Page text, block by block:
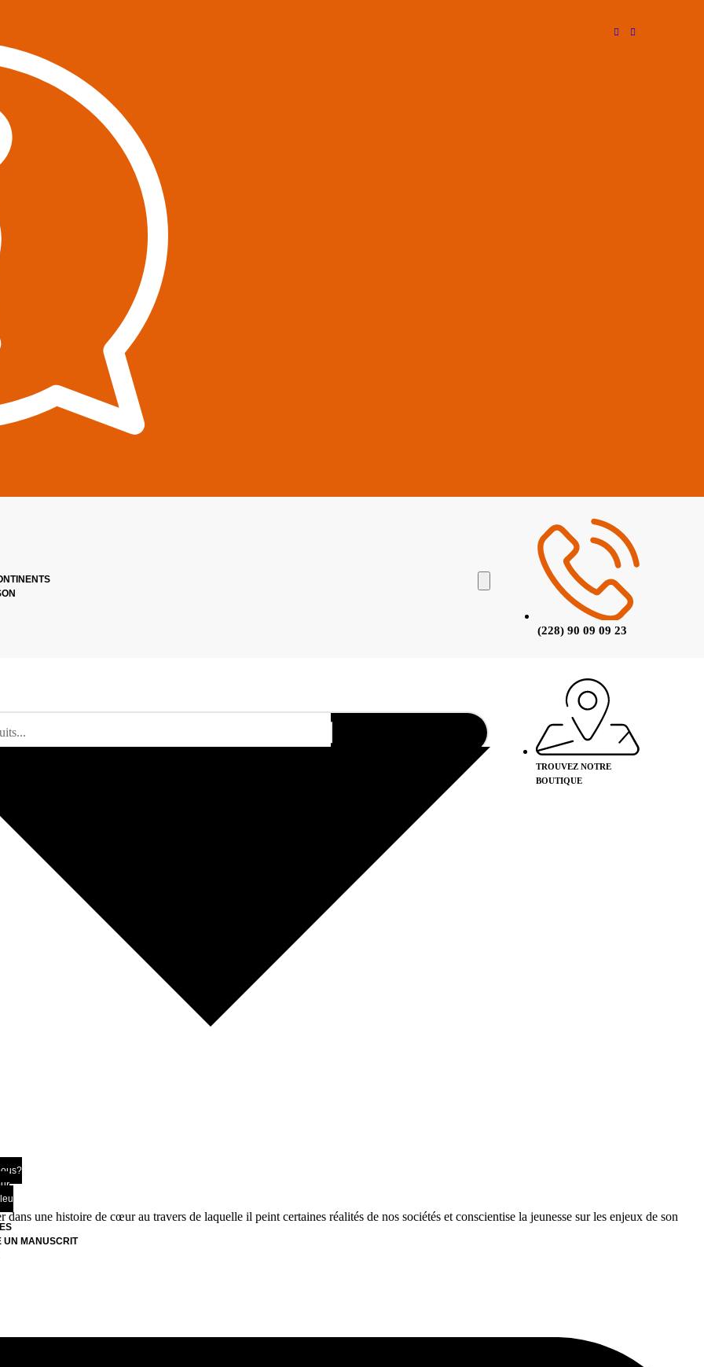
UN MANUSCRIT
(228) 90 09 09 23
TROUVEZ NOTRE
BOUTIQUE
une histoire de cœur au travers de laquelle il peint certaines réalités de nos sociétés et conscientise la jeunesse sur les enjeux de son